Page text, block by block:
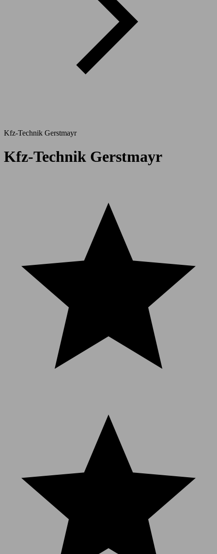
Kfz-Technik Gerstmayr
Kfz-Technik Gerstmayr